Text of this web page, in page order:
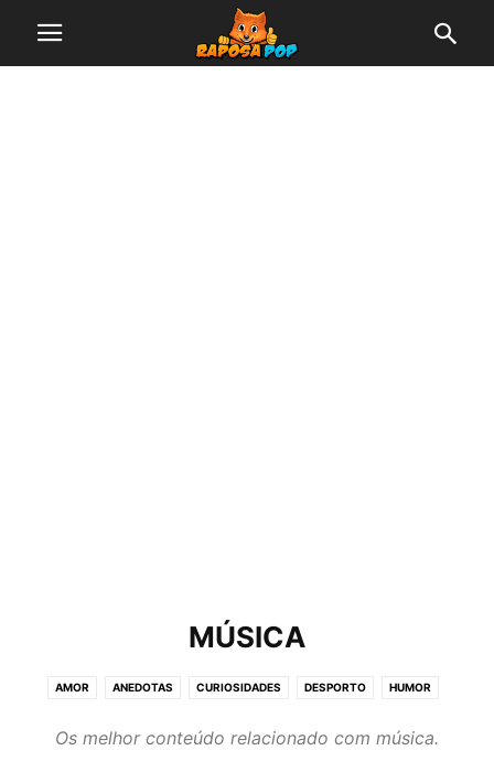
MÚSICA
AMOR ANEDOTAS CURIOSIDADES DESPORTO HUMOR
Os melhor conteúdo relacionado com música.